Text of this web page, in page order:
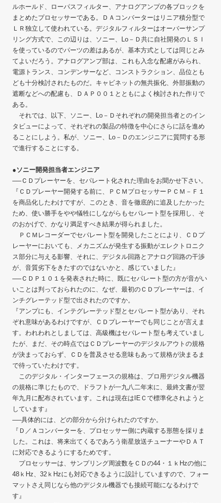
ルホールド、ローパスフィルター、アナログアンプの各ブロックを
まとめたプロセッサーである。ＤＡコンバーターはリニア積分型で
ＬＲ独立して使われている。デジタルフィルターはオーバーサンプ
リング方式で、この辺りは、ソニー、Lo－Ｄ共に自社開発のＬＳＩ
を使っているのでパーツの差はあるが、基本方式としては同じとみ
てよいだろう。アナログアンプ部は、これも入念な配慮がみられ、
電源トランス、コンデンサーなど、コンストラクション、品位とも
ども十分検討されたものだ。キャビネットの無共振化、外部振動の
遮断などへの配慮も、ＤＡＰ００１とともによく検討された作りで
ある。
それでは、以下、ソニー、Lo－Ｄそれぞれの開発担当者とのイン
タビューによって、それぞれの製品の特徴を中心にさらに話を進め
ることにしよう。私が、ソニー、Lo－Ｄのエンジニアに質問する形
で進行することにする。
●ソニー開発担当者エンジニア
──ＣＤプレーヤーを、セパレート化された理由をお聞かせ下さい。
『ＣＤプレーヤー開発する前に、ＰＣＭプロセッサーＰＣＭ－Ｆ１
を商品化したわけですが、このとき、音を徹底的に追及したかった
ため、使い勝手をやや犠牲にしながらもセパレート型を採用し、そ
のおかげで、かなり満足すべき結果が得られました。
ＰＣＭレコーダーでセパレート型を開発したことにより、ＣＤプ
レーヤーにおいても、メカニズムが発生する振動がエレクトロニク
ス部分に与える影響、それに、デジタル回路とアナログ回路の干渉
が、音質劣下をきたすのではないかと、感じていました』
──ＣＤＰ１０１を発表された時に、既にセパレート型の方が音がい
いことは判っておられたのに、なぜ、最初のＣＤプレーヤーは、イ
ンチグレーテッド型で出されたのですか。
『アンプにも、インテグレーテッド型とセパレート型があり、それ
ぞれ意味があるわけですが、ＣＤプレーヤーでも同じことが言えま
す。われわれとしましては、高級機はセパレート型も考えていまし
たが、まだ、その時点ではＣＤプレーヤーのデジタルアウトの規格
が決まっておらず、ＣＤを普及させる意味もあって規格が決まるま
で待っていたわけです。
このデジタル・インターフェースの規格は、プロ用デジタル機器
の規格に準じたもので、ドラフトが一九八二年末に、最終文書が翌
年九月に配布されています。これは現在はIEＣで標準化されようと
しています』
──具体的には、どの部分から分けられたのですか。
『Ｄ／Ａコンバーターを、プロセッサー側に内蔵する形態を採りま
した。これは、将来出てくるであろう衛星放送チューナーやＤＡＴ
に対応できるようにするためです。
プロセッサーは、サンプリング周波数をＣＤの44・１ｋHzの他に
48ｋHz、32ｋHzにも対応できるように設計していますので、フォー
マットさえ同じなら他のデジタル機器でも接続可能になるわけで
す』